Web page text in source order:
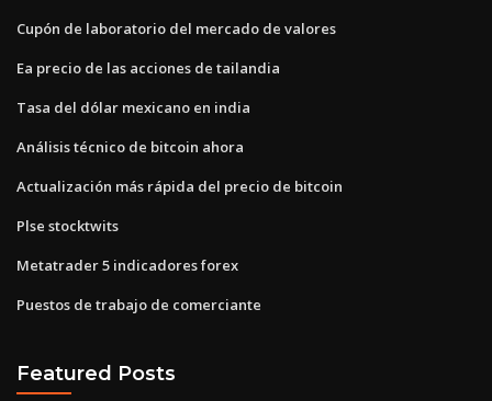
Cupón de laboratorio del mercado de valores
Ea precio de las acciones de tailandia
Tasa del dólar mexicano en india
Análisis técnico de bitcoin ahora
Actualización más rápida del precio de bitcoin
Plse stocktwits
Metatrader 5 indicadores forex
Puestos de trabajo de comerciante
Featured Posts